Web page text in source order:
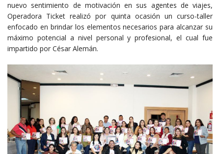
nuevo sentimiento de motivación en sus agentes de viajes,
Operadora Ticket realizó por quinta ocasión un curso-taller
enfocado en brindar los elementos necesarios para alcanzar su
máximo potencial a nivel personal y profesional, el cual fue
impartido por César Alemán.